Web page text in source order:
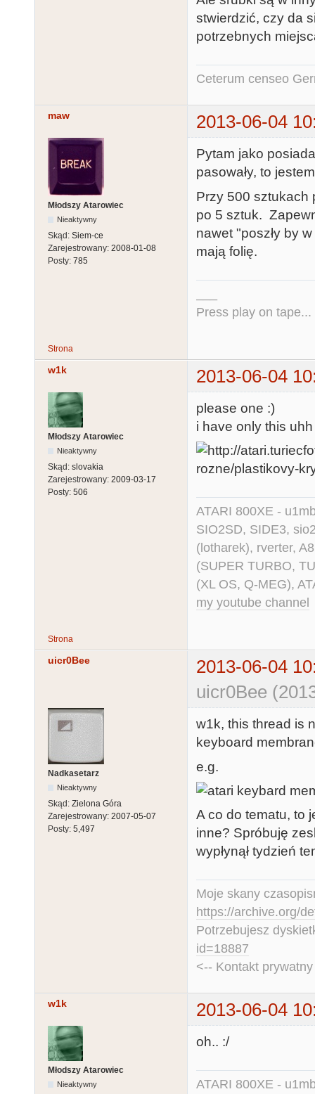
stwierdzić, czy da
potrzebnych
Ceterum censeo
maw 2013-06-04
Młodszy Atarowiec
Nieaktywny
Skąd: Siem-ce
Zarejestrowany: 2008-01-08
Posty: 785
Pytam jako
pasowały, to
Przy 500 sztukach
po 5 sztuk.
nawet "poszły by
mają folię.
Press play on tape...
Strona
w1k 2013-06-04
Młodszy Atarowiec
Nieaktywny
Skąd: slovakia
Zarejestrowany: 2009-03-17
Posty: 506
please one :)
i have only this uhh
ATARI 800XE -
SIO2SD, SIDE3,
(lotharek), rverter,
(SUPER TURBO,
(XL OS, Q-MEG),
my youtube channel
Strona
uicr0Bee
2013-06-04
uicr0Bee
Nadkasetarz
Nieaktywny
Skąd: Zielona Góra
Zarejestrowany: 2007-05-07
Posty: 5,497
w1k, this thread is
keyboard
e.g.
A co do tematu, to
inne? Spróbuję
wypłynął tydzień
Moje skany
https://archive.org/
Potrzebujesz
id=18887
<-- Kontakt
w1k 2013-06-04
Młodszy Atarowiec
Nieaktywny
oh.. :/
ATARI 800XE -